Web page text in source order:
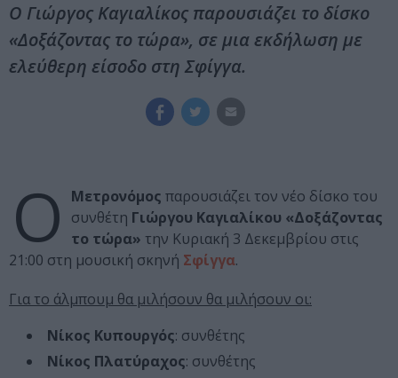
Ο Γιώργος Καγιαλίκος παρουσιάζει το δίσκο
«Δοξάζοντας το τώρα», σε μια εκδήλωση με
ελεύθερη είσοδο στη Σφίγγα.
Ο Μετρονόμος παρουσιάζει τον νέο δίσκο του
συνθέτη Γιώργου Καγιαλίκου «Δοξάζοντας
το τώρα» την Κυριακή 3 Δεκεμβρίου στις
21:00 στη μουσική σκηνή Σφίγγα.
Για το άλμπουμ θα μιλήσουν θα μιλήσουν οι:
Νίκος Κυπουργός: συνθέτης
Νίκος Πλατύραχος: συνθέτης